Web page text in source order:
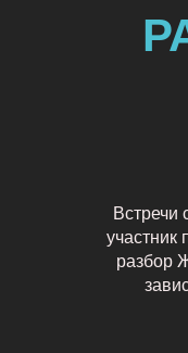
Встречи
участник
разбор